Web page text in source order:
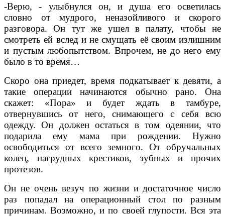
-Верю, - улыбнулся он, и душа его осветилась
словно от мудрого, неназойливого и скорого
разговора. Он тут же ушел в палату, чтобы не
смотреть ей вслед и не смущать её своим излишним
и пустым любопытством. Впрочем, не до него ему
было в то время…
Скоро она приедет, время подкатывает к девяти, а
такие операции начинаются обычно рано. Она
скажет: «Пора» и будет ждать в тамбуре,
отвернувшись от него, снимающего с себя всю
одежду. Он должен остаться в том одеянии, что
подарила ему мама при рождении. Нужно
освободиться от всего земного. От обручальных
колец, нагрудных крестиков, зубных и прочих
протезов.
Он не очень везуч по жизни и достаточное число
раз попадал на операционный стол по разным
причинам. Возможно, и по своей глупости. Вся эта